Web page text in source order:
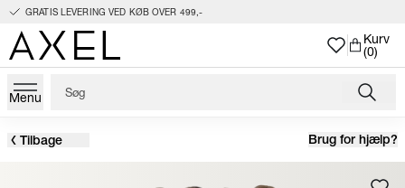
GRATIS LEVERING VED KØB OVER 499,-
Kurv
(0)
Menu
Tilbage Brug for hjælp?